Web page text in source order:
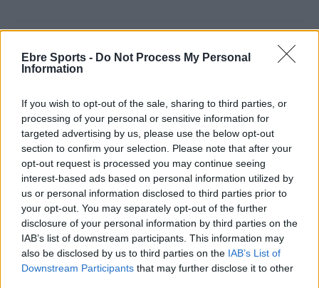
Ebre Sports - Do Not Process My Personal
Information
If you wish to opt-out of the sale, sharing to third parties, or
processing of your personal or sensitive information for
targeted advertising by us, please use the below opt-out
section to confirm your selection. Please note that after your
opt-out request is processed you may continue seeing
interest-based ads based on personal information utilized by
us or personal information disclosed to third parties prior to
your opt-out. You may separately opt-out of the further
disclosure of your personal information by third parties on the
IAB’s list of downstream participants. This information may
also be disclosed by us to third parties on the IAB’s List of
Downstream Participants that may further disclose it to other
Article anterior
Joan Ferrer no comença de
forma positiva la Lliga
Nacional de Força del 2024
Article següent
Bon botí de medalles dels
atletes ebrencs en els
primers Campionats de
Catalunya d’atletisme